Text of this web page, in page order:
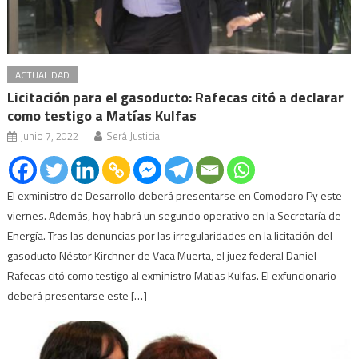
ACTUALIDAD
Licitación para el gasoducto: Rafecas citó a declarar
como testigo a Matías Kulfas
junio 7, 2022 Será Justicia
El exministro de Desarrollo deberá presentarse en Comodoro Py este
viernes. Además, hoy habrá un segundo operativo en la Secretaría de
Energía. Tras las denuncias por las irregularidades en la licitación del
gasoducto Néstor Kirchner de Vaca Muerta, el juez federal Daniel
Rafecas citó como testigo al exministro Matias Kulfas. El exfuncionario
deberá presentarse este […]